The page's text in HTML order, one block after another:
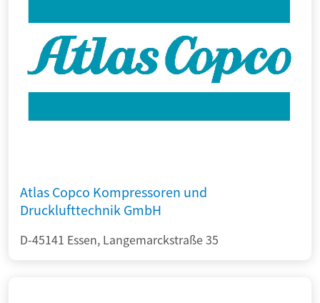
Atlas Copco Kompressoren und
Drucklufttechnik GmbH
D-45141 Essen, Langemarckstraße 35